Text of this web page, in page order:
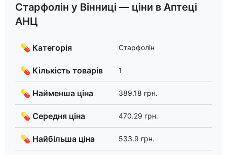
Старфолін у Вінниці — ціни в Аптеці
АНЦ
💊 Категорія Старфолін
💊 Кількість товарів 1
💊 Найменша ціна 389.18 грн.
💊 Середня ціна 470.29 грн.
💊 Найбільша ціна 533.9 грн.